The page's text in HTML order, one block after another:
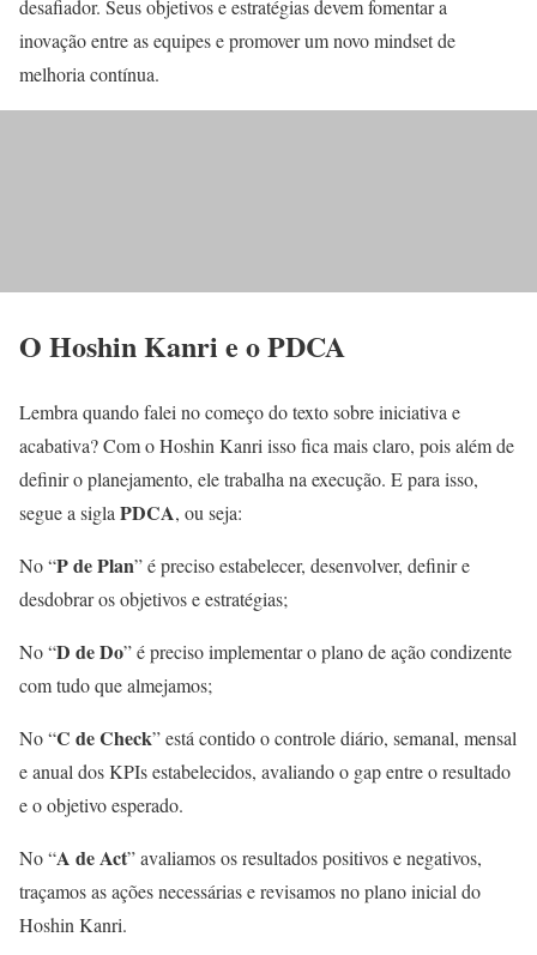
desafiador. Seus objetivos e estratégias devem fomentar a
inovação entre as equipes e promover um novo mindset de
melhoria contínua.
O Hoshin Kanri e o PDCA
Lembra quando falei no começo do texto sobre iniciativa e
acabativa? Com o Hoshin Kanri isso fica mais claro, pois além de
definir o planejamento, ele trabalha na execução. E para isso,
segue a sigla PDCA, ou seja:
No “P de Plan” é preciso estabelecer, desenvolver, definir e
desdobrar os objetivos e estratégias;
No “D de Do” é preciso implementar o plano de ação condizente
com tudo que almejamos;
No “C de Check” está contido o controle diário, semanal, mensal
e anual dos KPIs estabelecidos, avaliando o gap entre o resultado
e o objetivo esperado.
No “A de Act” avaliamos os resultados positivos e negativos,
traçamos as ações necessárias e revisamos no plano inicial do
Hoshin Kanri.